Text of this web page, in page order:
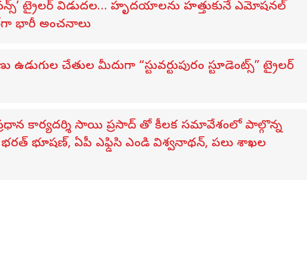
ట్రైలర్ విడుదల… హృదయాలను హత్తుకునే ఎమోషనల్
భారీ అంచనాలు
ఉడుగుల చేతుల మీదుగా “స్టువర్టుపురం స్టూడెంట్స్” ట్రైలర్
ప్రధాన కార్యదర్శి సాయి ప్రసాద్ తో కీలక సమావేశంలో పాల్గొన్న
భరత్ భూషణ్, ఏపీ ఎఫ్డిసి ఎండి విశ్వనాథన్, పలు శాఖల